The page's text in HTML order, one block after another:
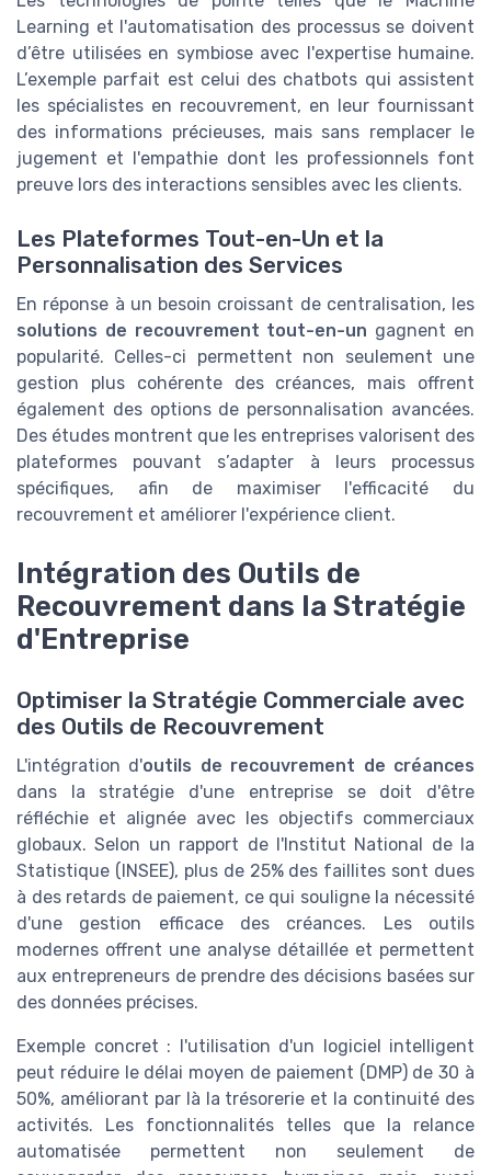
Learning et l'automatisation des processus se doivent
d’être utilisées en symbiose avec l'expertise humaine.
L’exemple parfait est celui des chatbots qui assistent
les spécialistes en recouvrement, en leur fournissant
des informations précieuses, mais sans remplacer le
jugement et l'empathie dont les professionnels font
preuve lors des interactions sensibles avec les clients.
Les Plateformes Tout-en-Un et la
Personnalisation des Services
En réponse à un besoin croissant de centralisation, les
solutions de recouvrement tout-en-un gagnent en
popularité. Celles-ci permettent non seulement une
gestion plus cohérente des créances, mais offrent
également des options de personnalisation avancées.
Des études montrent que les entreprises valorisent des
plateformes pouvant s’adapter à leurs processus
spécifiques, afin de maximiser l'efficacité du
recouvrement et améliorer l'expérience client.
Intégration des Outils de
Recouvrement dans la Stratégie
d'Entreprise
Optimiser la Stratégie Commerciale avec
des Outils de Recouvrement
L'intégration d'outils de recouvrement de créances
dans la stratégie d'une entreprise se doit d'être
réfléchie et alignée avec les objectifs commerciaux
globaux. Selon un rapport de l'Institut National de la
Statistique (INSEE), plus de 25% des faillites sont dues
à des retards de paiement, ce qui souligne la nécessité
d'une gestion efficace des créances. Les outils
modernes offrent une analyse détaillée et permettent
aux entrepreneurs de prendre des décisions basées sur
des données précises.
Exemple concret : l'utilisation d'un logiciel intelligent
peut réduire le délai moyen de paiement (DMP) de 30 à
50%, améliorant par là la trésorerie et la continuité des
activités. Les fonctionnalités telles que la relance
automatisée permettent non seulement de